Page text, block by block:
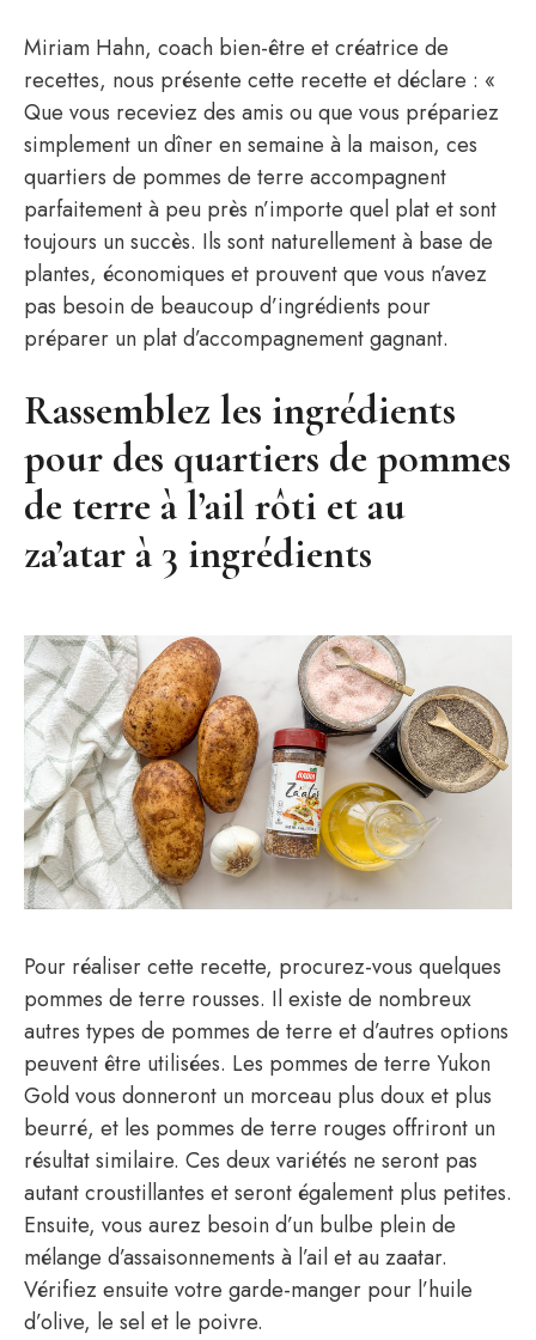
Miriam Hahn, coach bien-être et créatrice de
recettes, nous présente cette recette et déclare : «
Que vous receviez des amis ou que vous prépariez
simplement un dîner en semaine à la maison, ces
quartiers de pommes de terre accompagnent
parfaitement à peu près n’importe quel plat et sont
toujours un succès. Ils sont naturellement à base de
plantes, économiques et prouvent que vous n’avez
pas besoin de beaucoup d’ingrédients pour
préparer un plat d’accompagnement gagnant.
Rassemblez les ingrédients
pour des quartiers de pommes
de terre à l’ail rôti et au
za’atar à 3 ingrédients
Pour réaliser cette recette, procurez-vous quelques
pommes de terre rousses. Il existe de nombreux
autres types de pommes de terre et d’autres options
peuvent être utilisées. Les pommes de terre Yukon
Gold vous donneront un morceau plus doux et plus
beurré, et les pommes de terre rouges offriront un
résultat similaire. Ces deux variétés ne seront pas
autant croustillantes et seront également plus petites.
Ensuite, vous aurez besoin d’un bulbe plein de
mélange d’assaisonnements à l’ail et au zaatar.
Vérifiez ensuite votre garde-manger pour l’huile
d’olive, le sel et le poivre.